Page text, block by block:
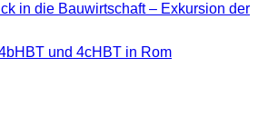
in die Bauwirtschaft – Exkursion der
und 4cHBT in Rom